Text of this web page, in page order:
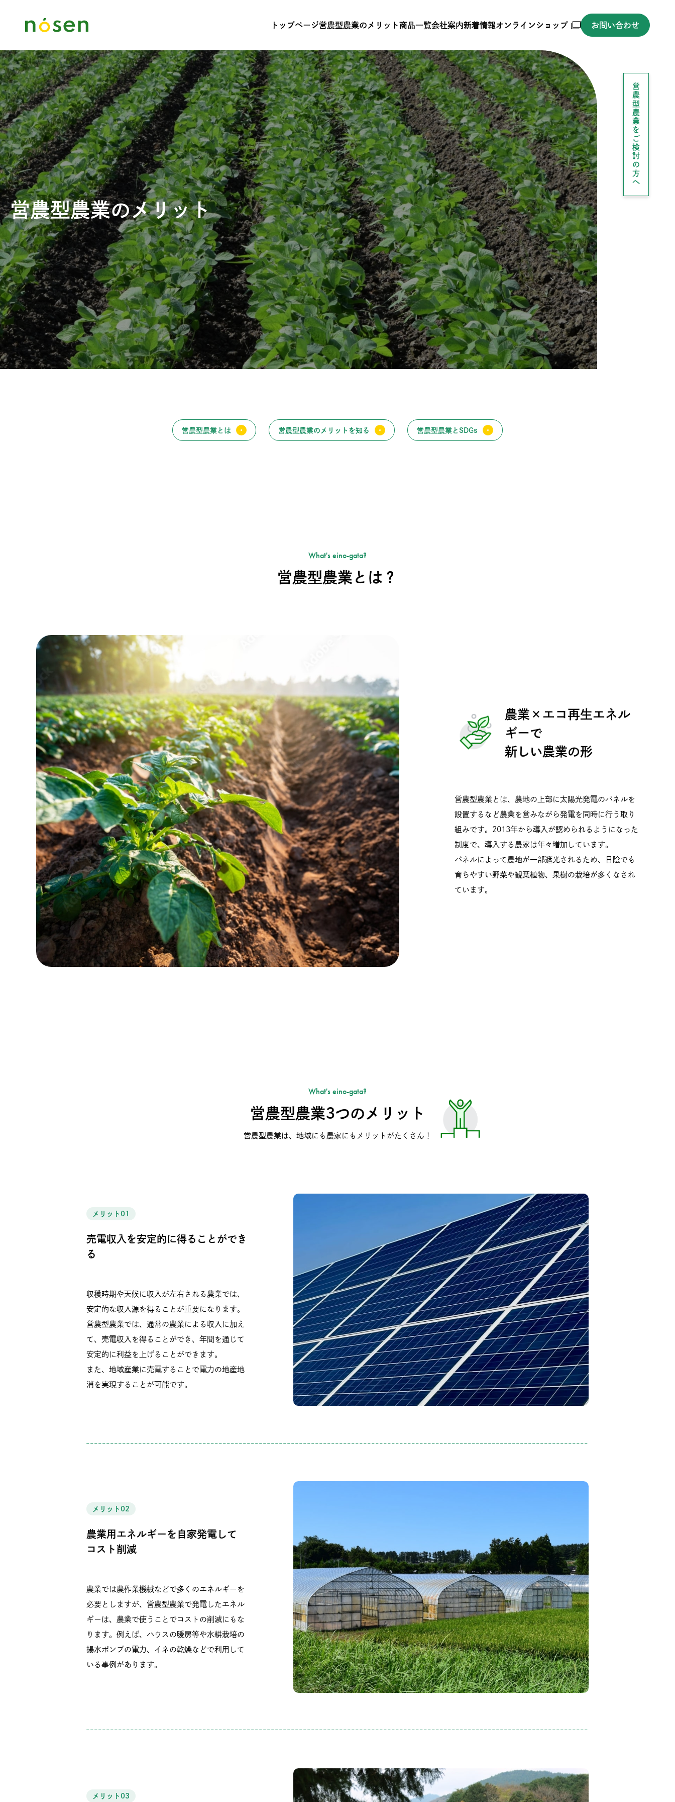
トップページ営農型農業のメリット商品一覧会社案内新着情報オンラインショップ お問い合わせ
営農型農業のメリット
営農型農業をご検討の方へ
営農型農業とは 営農型農業のメリットを知る 営農型農業とSDGs
What's eino-gata?
営農型農業とは？
農業×エコ再生エネル
ギーで
新しい農業の形
営農型農業とは、農地の上部に太陽光発電のパネルを
設置するなど農業を営みながら発電を同時に行う取り
組みです。2013年から導入が認められるようになった
制度で、導入する農家は年々増加しています。
パネルによって農地が一部遮光されるため、日陰でも
育ちやすい野菜や観葉植物、果樹の栽培が多くなされ
ています。
What's eino-gata?
営農型農業3つのメリット
営農型農業は、地域にも農家にも メリットがたくさん！
メリット01
売電収入を安定的に得ることができ
る
収穫時期や天候に収入が左右される農業では、
安定的な収入源を得ることが重要になります。
営農型農業では、通常の農業による収入に加え
て、売電収入を得ることができ、年間を通じて
安定的に利益を上げることができます。
また、地域産業に売電することで電力の地産地
消を実現することが可能です。
メリット02
農業用エネルギーを自家発電して
コスト削減
農業では農作業機械などで多くのエネルギーを
必要としますが、営農型農業で発電したエネル
ギーは、農業で使うことでコストの削減にもな
ります。例えば、ハウスの暖房等や水耕栽培の
揚水ポンプの電力、イネの乾燥などで利用して
いる事例があります。
メリット03